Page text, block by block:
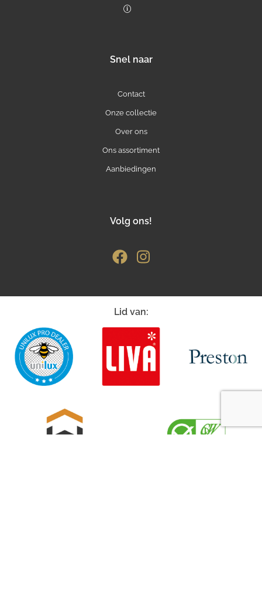
Snel naar
Contact
Onze collectie
Over ons
Ons assortiment
Aanbiedingen
Volg ons!
Lid van: